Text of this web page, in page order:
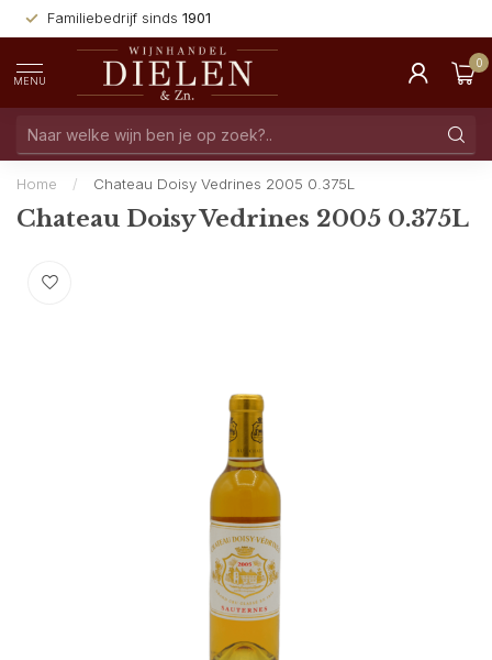
Familiebedrijf sinds 1901
MENU
0
Home / Chateau Doisy Vedrines 2005 0.375L
Chateau Doisy Vedrines 2005 0.375L